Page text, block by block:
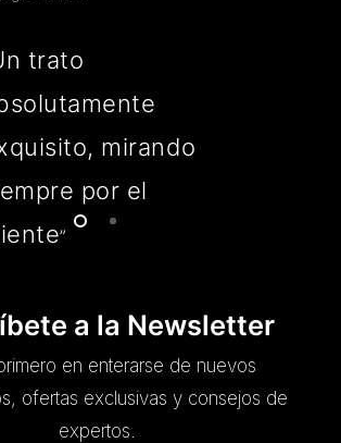
trato
mirando
por el
”
a la Newsletter
en enterarse de nuevos
ofertas exclusivas y consejos de
expertos.